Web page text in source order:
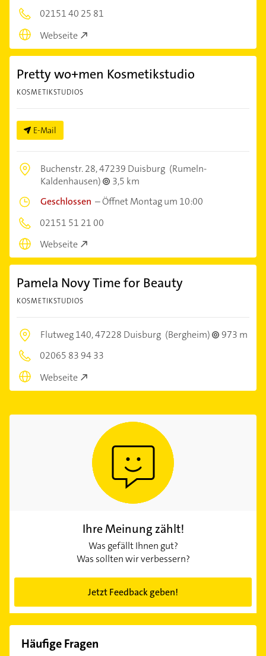
02151 40 25 81
Webseite
Pretty wo+men Kosmetikstudio
KOSMETIKSTUDIOS
E-Mail
Buchenstr. 28,47239 Duisburg (Rumeln-
Kaldenhausen)
3,5 km
Geschlossen –Öffnet Montag um 10:00
02151 51 21 00
Webseite
Pamela Novy Time for Beauty
KOSMETIKSTUDIOS
Flutweg 140,47228 Duisburg (Bergheim)
973 m
02065 83 94 33
Webseite
Ihre Meinung zählt!
Was gefällt Ihnen gut?
Was sollten wir verbessern?
Jetzt Feedback geben!
Häufige Fragen